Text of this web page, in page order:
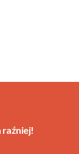
raźniej!